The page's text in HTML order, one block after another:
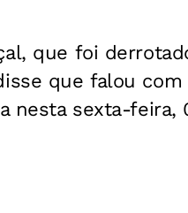
que foi
que falou
nesta sexta-feira,